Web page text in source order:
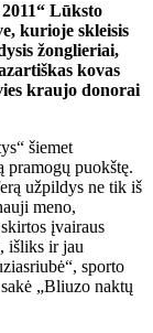
Lūksto
kurioje skleisis
žonglieriai,
kovas
kraujo donorai
šiemet
pramogų puokštę.
užpildys ne tik iš
meno,
įvairaus
išliks ir jau
sporto
„Bliuzo naktų